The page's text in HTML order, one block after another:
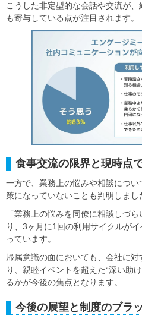
こうした非定型的な会話や交流が
も寄与している点が注目されます。
食事交流の限界と現時点
一方で、業務上の悩みや相談につ
策になっていないことも判明しまし
「業務上の悩みを同僚に相談しづ
り、3ヶ月に1回の利用サイクルが
っています。
帰属意識の面においても、会社に
り、親睦イベントを超えた“深い助
るかが今後の焦点となります。
今後の展望と制度のブラ